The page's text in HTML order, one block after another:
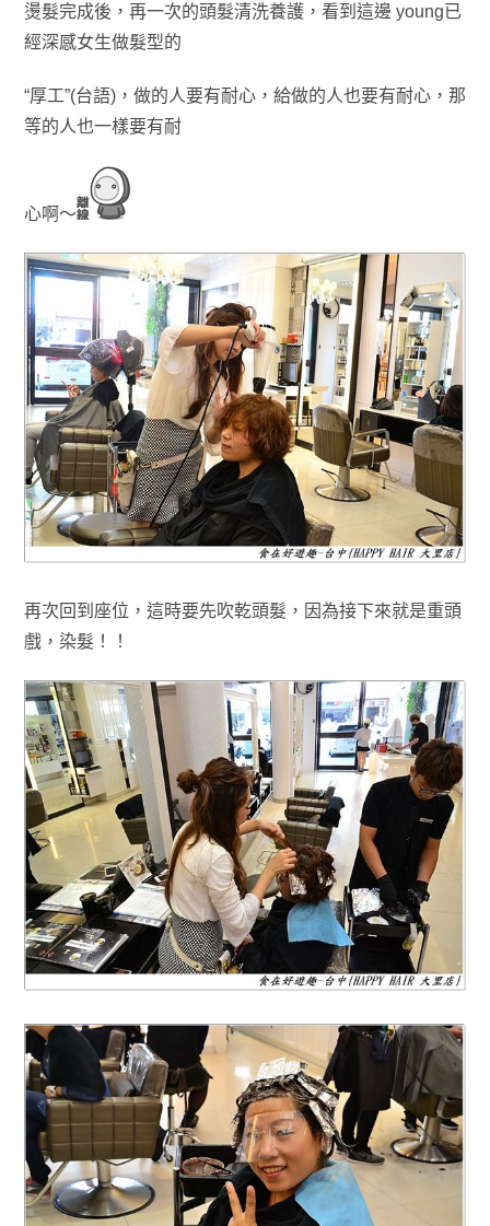
燙髮完成後， 再一次的頭髮清洗養護，看到這邊 young已
經深感女生做髮型的
“厚工”(台語)，做的人要有耐心，給做的人也要有耐心，那
等的人也一樣要有耐
心啊～
再次回到座位，這時要先吹乾頭髮 ，因為接下來就是重頭
戲，染髮！！